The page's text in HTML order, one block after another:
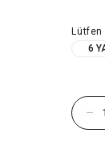
Lütfen
6